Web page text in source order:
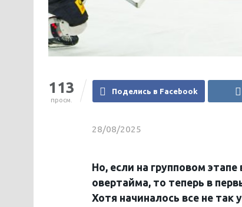
113
просм.
Поделись в Facebook
28/08/2025
Но, если на групповом
овертайма, то теперь в
Хотя начиналось все не так